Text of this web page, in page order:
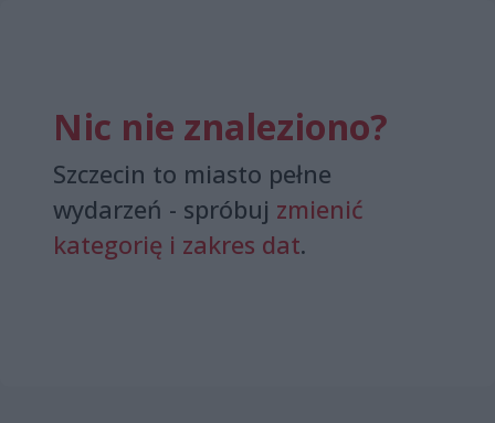
Nic nie znaleziono?
Szczecin to miasto pełne
wydarzeń - spróbuj zmienić
kategorię i zakres dat.